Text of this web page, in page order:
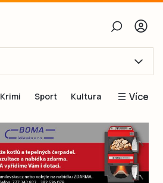
Obnovit heslo
Přihlásit se
Krimi Sport Kultura Více
Blogy
Inspirace
Čtenáři píší
Speciální přílohy